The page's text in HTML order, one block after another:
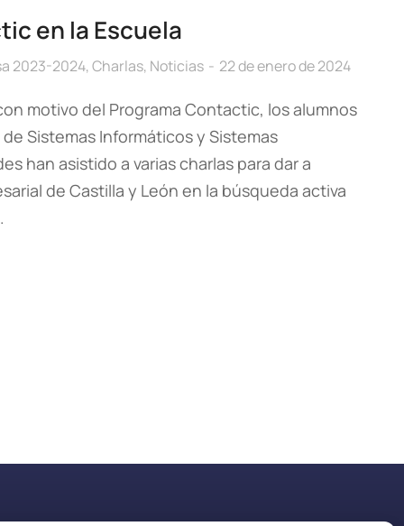
en la Escuela
2023-2024,Charlas, Noticias 22 de enero de 2024
motivo del Programa Contactic, los alumnos
Sistemas Informáticos y Sistemas
han asistido a varias charlas para dar a
de Castilla y León en la búsqueda activa